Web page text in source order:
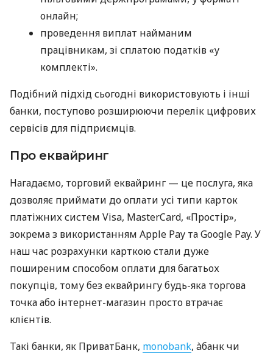
онлайн;
проведення виплат найманим
працівникам, зі сплатою податків «у
комплекті».
Подібний підхід сьогодні використовують і інші
банки, поступово розширюючи перелік цифрових
сервісів для підприємців.
Про еквайринг
Нагадаємо, торговий еквайринг — це послуга, яка
дозволяє приймати до оплати усі типи карток
платіжних систем Visa, MasterCard, «Простір»,
зокрема з використанням Apple Pay та Google Pay. У
наш час розрахунки карткою стали дуже
поширеним способом оплати для багатьох
покупців, тому без еквайрингу будь-яка торгова
точка або інтернет-магазин просто втрачає
клієнтів.
Такі банки, як ПриватБанк, monobank, àбанк чи